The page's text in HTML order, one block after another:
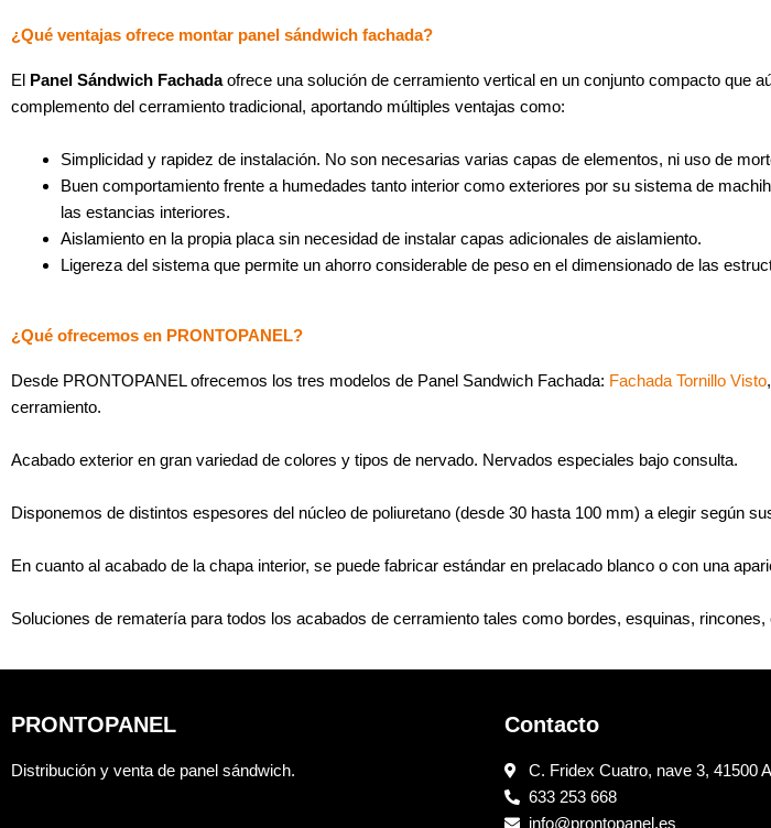
¿Qué ventajas ofrece montar panel sándwich fachada?
El Panel Sándwich Fachadaofrece una solución de cerramiento vertical en un conjunto compacto que
complemento del cerramiento tradicional, aportando múltiples ventajas como:
Simplicidad y rapidez de instalación. No son necesarias varias capas de elementos, ni uso de
Buen comportamiento frente a humedades tanto interior como exteriores por su sistema de
las estancias interiores.
Aislamiento en la propia placa sin necesidad de instalar capas adicionales de aislamiento.
Ligereza del sistema que permite un ahorro considerable de peso en el dimensionado de las
¿Qué ofrecemos en PRONTOPANEL?
Desde PRONTOPANEL ofrecemos los tres modelos de Panel Sandwich Fachada: Fachada Tornillo Visto,
cerramiento.
Acabado exterior en gran variedad de colores y tipos de nervado. Nervados especiales bajo consulta.
Disponemos de distintos espesores del núcleo de poliuretano (desde 30 hasta 100 mm) a elegir según
En cuanto al acabado de la chapa interior, se puede fabricar estándar en prelacado blanco o con una
Soluciones de rematería para todos los acabados de cerramiento tales como bordes, esquinas,
PRONTOPANEL
Distribución y venta de panel sándwich.
Contacto
C. Fridex Cuatro, nave 3, 41500
633 253 668
info@prontopanel.es